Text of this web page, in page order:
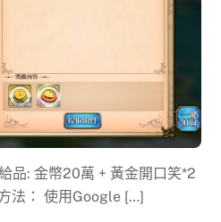
品: 金幣20萬 + 黃金開口笑*2
法： 使用Google […]